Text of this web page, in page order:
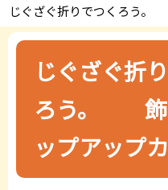
の
先
じぐざぐ折りでつくろう
本
じぐざぐ折
ろう。 飾
ップアップ